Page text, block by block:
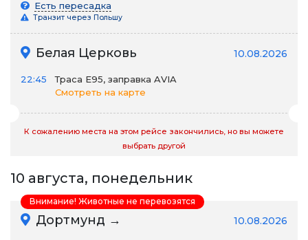
Есть пересадка
Транзит через Польшу
Белая Церковь 10.08.2026
22:45
Траса E95, заправка AVIA
Смотреть на карте
К сожалению места на этом рейсе закончились, но вы можете
выбрать другой
10 августа, понедельник
Дортмунд → 10.08.2026
Внимание! Животные не перевозятся